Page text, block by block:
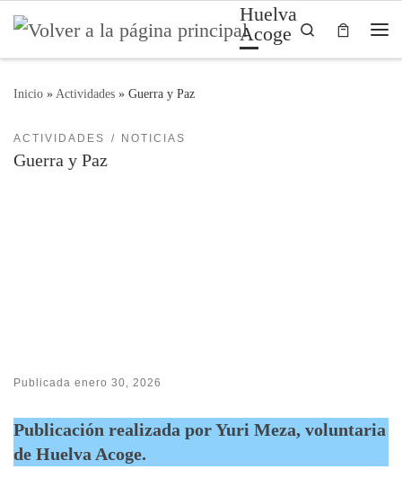
Saltar al contenido
Huelva
Acoge
Search
Inicio » Actividades » Guerra y Paz
ACTIVIDADES NOTICIAS
Guerra y Paz
Publicada enero 30, 2026
Publicación realizada por Yuri Meza, voluntaria
de Huelva Acoge.